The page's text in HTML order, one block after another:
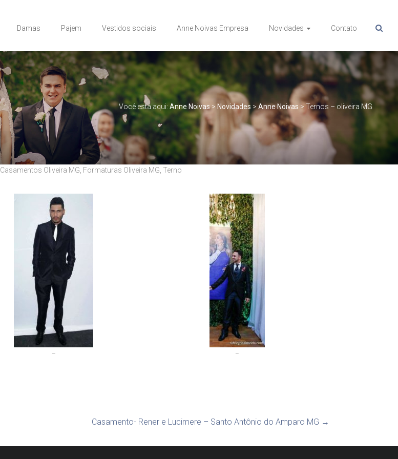
Damas Pajem Vestidos sociais Anne Noivas Empresa Novidades Contato
Você está aqui: Anne Noivas> Novidades >Anne Noivas > Ternos – oliveira MG
Casamentos Oliveira MG Formaturas Oliveira MG ,Terno
– –
Casamento- Rener e Lucimere – Santo Antônio do Amparo MG →